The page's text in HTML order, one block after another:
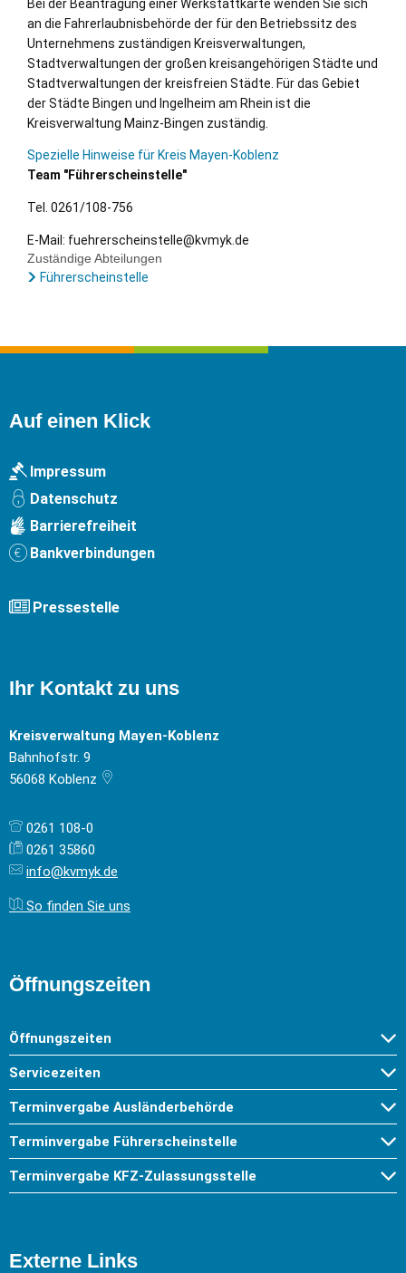
Bei der Beantragung einer Werkstattkarte wenden Sie sich
an die Fahrerlaubnisbehörde der für den Betriebssitz des
Unternehmens zuständigen Kreisverwaltungen,
Stadtverwaltungen der großen kreisangehörigen Städte und
Stadtverwaltungen der kreisfreien Städte. Für das Gebiet
der Städte Bingen und Ingelheim am Rhein ist die
Kreisverwaltung Mainz-Bingen zuständig.
Spezielle Hinweise für Kreis Mayen-Koblenz
Team "Führerscheinstelle"
Tel. 0261/­­108-756
E-Mail: fuehrerscheinstelle@kvmyk.de
Zuständige Abteilungen
Führerscheinstelle
Auf einen Klick
Impressum
Datenschutz
Barrierefreiheit
Bankverbindungen
Pressestelle
Ihr Kontakt zu uns
Kreisverwaltung Mayen-Koblenz
Bahnhofstr. 9
56068 Koblenz
0261 108-0
0261 35860
info@kvmyk.de
So finden Sie uns
Öffnungszeiten
Öffnungszeiten
Servicezeiten
Terminvergabe Ausländerbehörde
Terminvergabe Führerscheinstelle
Terminvergabe KFZ-Zulassungsstelle
Externe Links